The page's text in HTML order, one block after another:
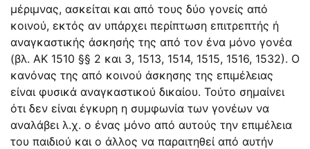
μέριμνας, ασκείται και από τους δύο γονείς από
κοινού, εκτός αν υπάρχει περίπτωση επιτρεπτής ή
αναγκαστικής άσκησής της από τον ένα μόνο γονέα
(βλ. ΑΚ 1510 §§ 2 και 3, 1513, 1514, 1515, 1516, 1532). Ο
κανόνας της από κοινού άσκησης της επιμέλειας
είναι φυσικά αναγκαστικού δικαίου. Τούτο σημαίνει
ότι δεν είναι έγκυρη η συμφωνία των γονέων να
αναλάβει λ.χ. ο ένας μόνο από αυτούς την επιμέλεια
του παιδιού και ο άλλος να παραιτηθεί από αυτήν